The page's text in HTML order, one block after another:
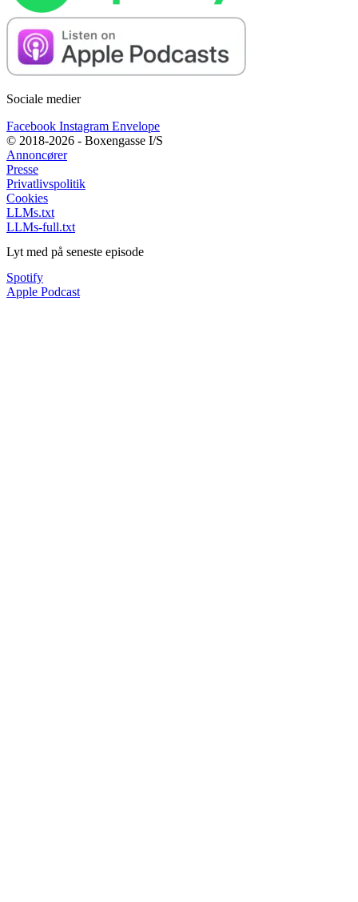
Sociale medier
Facebook Instagram Envelope
© 2018-2026 - Boxengasse I/S
Annoncører
Presse
Privatlivspolitik
Cookies
LLMs.txt
LLMs-full.txt
Lyt med på seneste episode
Spotify
Apple Podcast